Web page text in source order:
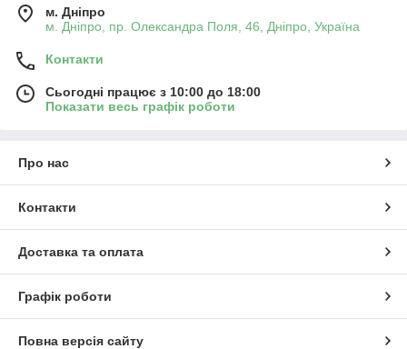
м. Дніпро
м. Дніпро, пр. Олександра Поля, 46, Дніпро, Україна
Контакти
Сьогодні працює з 10:00 до 18:00
Показати весь графік роботи
Про нас
Контакти
Доставка та оплата
Графік роботи
Повна версія сайту